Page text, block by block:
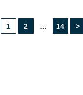
1 2 … 14 >